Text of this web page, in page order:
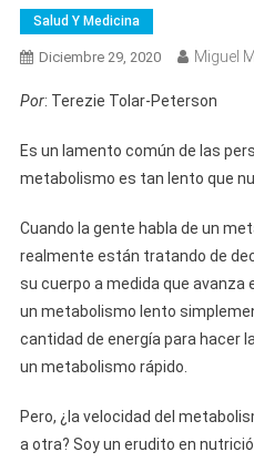
Salud Y Medicina
Diciembre 29, 2020 Miguel
Por: Terezie Tolar-Peterson
Es un lamento común de las
metabolismo es tan lento que
Cuando la gente habla de un
realmente están tratando de
su cuerpo a medida que avanza
un metabolismo lento
cantidad de energía para hacer
un metabolismo rápido.
Pero, ¿la velocidad del
a otra? Soy un erudito en